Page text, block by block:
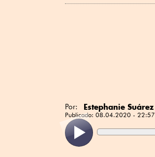
Por: Estephanie Suárez
Publicado: 08.04.2020 - 22:57